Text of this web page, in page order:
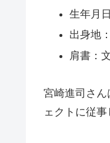
生年月
出身地
肩書：
宮崎進司さ
ェクトに従